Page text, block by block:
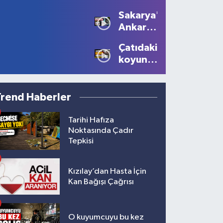
Devam
Ediyor
10 bin
lira ceza
Sakarya'dan
Ankara'ya
çağrısı
Çatıdaki
koyunu
gözlerine
inanamadı!
Haberler
Tarihi Hafıza
Noktasında Çadır
Tepkisi
Kızılay’dan Hasta İçin
Kan Bağışı Çağrısı
O kuyumcuyu bu kez